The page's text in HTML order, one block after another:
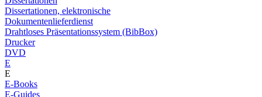
Dissertationen, elektronische
Dokumentenlieferdienst
Drahtloses Präsentationssystem (BibBox)
Drucker
DVD
E
E
E-Books
E-Guides